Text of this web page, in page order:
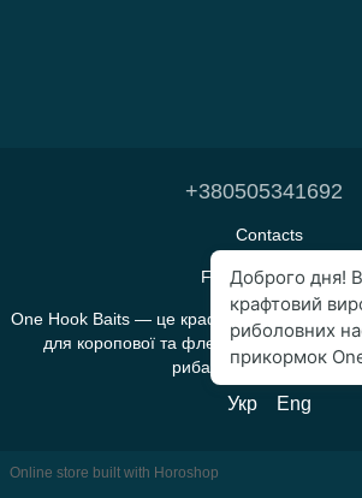
+380505341692
Contacts
Full version of site
One Hook Baits — це крафтове виробництво
для коропової та флет-фідерної
рибалками для
Укр Eng
Online store built with Horoshop